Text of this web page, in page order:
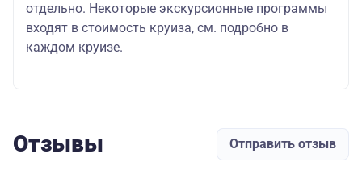
отдельно. Некоторые экскурсионные программы
входят в стоимость круиза, см. подробно в
каждом круизе.
Отзывы Отправить отзыв